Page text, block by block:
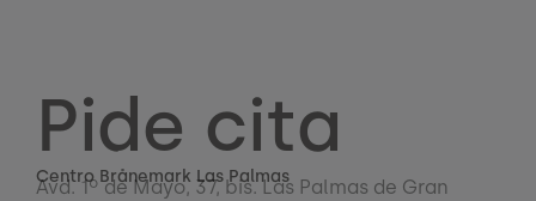
Pide cita
Centro Brånemark Las Palmas
Avd. 1º de Mayo, 37, bis. Las Palmas de Gran